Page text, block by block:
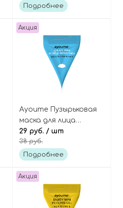
sleeping pack
Подробнее
Акция
Ayoume Пузырьковая
маска для лица
пирамидка Enjoy mini
bubble mask pack
29 руб. / шт
38 руб.
Подробнее
Акция